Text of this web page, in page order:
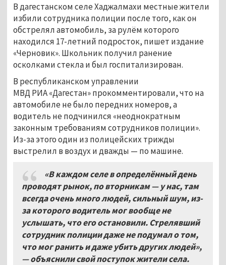
В дагестанском селе Хаджалмахи местные жители
избили сотрудника полиции после того, как он
обстрелял автомобиль, за рулём которого
находился 17-летний подросток, пишет издание
«Черновик». Школьник получил ранение
осколками стекла и был госпитализирован.
В республиканском управлении
МВД РИА «Дагестан» прокомментировали, что на
автомобиле не было передних номеров, а
водитель не подчинился «неоднократным
законным требованиям сотрудников полиции».
Из-за этого один из полицейских трижды
выстрелил в воздух и дважды — по машине.
«В каждом селе в определённый день
проводят рынок, по вторникам — у нас, там
всегда очень много людей, сильный шум, из-
за которого водитель мог вообще не
услышать, что его остановили. Стрелявший
сотрудник полиции даже не подумал о том,
что мог ранить и даже убить других людей»,
—объяснили свой поступок жители села.